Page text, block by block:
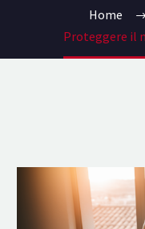
Home
Proteggere il